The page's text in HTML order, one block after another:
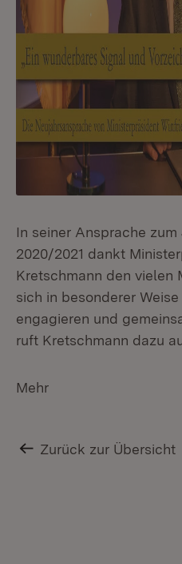
In seiner Ansprache
2020/2021 dankt
Kretschmann den vielen
sich in besonderer
engagieren und
ruft Kretschmann dazu
Mehr
Zurück zur Übersicht